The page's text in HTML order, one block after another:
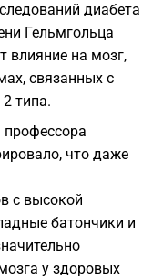
диабета
Гельмгольца
влияние на мозг,
связанных с
типа.
профессора
что даже
с высокой
батончики и
у здоровых